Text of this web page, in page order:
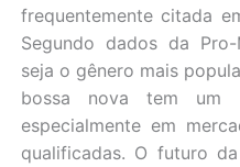
frequentemente citada
Segundo dados da
seja o gênero mais
bossa nova tem um
especialmente em
qualificadas. O futuro